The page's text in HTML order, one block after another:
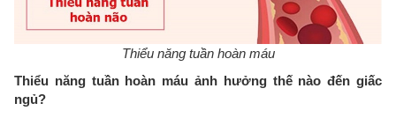
Thiểu năng tuần hoàn máu
Thiểu năng tuần hoàn máu ảnh hưởng thế nào đến giấc
ngủ?